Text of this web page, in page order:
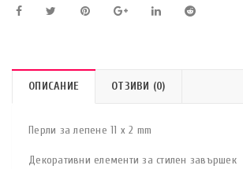
ОПИСАНИЕ ОТЗИВИ (0)
Перли за лепене 11 x 2 mm
Декоративни елементи за стилен завършек